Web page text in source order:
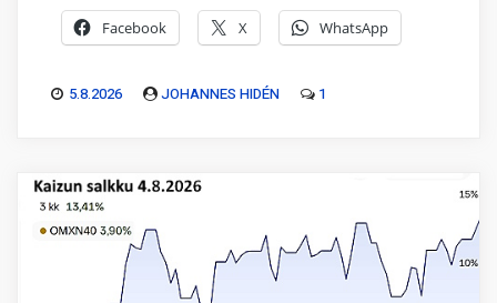
Facebook X WhatsApp
5.8.2026 JOHANNES HIDÉN 1